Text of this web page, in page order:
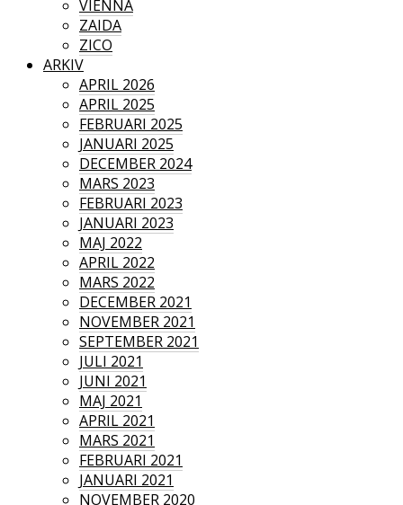
VIENNA
ZAIDA
ZICO
ARKIV
APRIL 2026
APRIL 2025
FEBRUARI 2025
JANUARI 2025
DECEMBER 2024
MARS 2023
FEBRUARI 2023
JANUARI 2023
MAJ 2022
APRIL 2022
MARS 2022
DECEMBER 2021
NOVEMBER 2021
SEPTEMBER 2021
JULI 2021
JUNI 2021
MAJ 2021
APRIL 2021
MARS 2021
FEBRUARI 2021
JANUARI 2021
NOVEMBER 2020